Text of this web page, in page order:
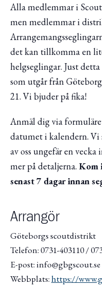
Alla medlemmar i
men medlemmar i
det kan tillkomma en
helgseglingar. Just
som utgår från
21. Vi bjuder på fika!
Anmäl dig via
datumet i kalendern. Vi
av oss ungefär en
mer på detaljerna. Kom
senast 7 dagar innan
Arrangör
Göteborgs scoutdistrikt
Telefon: 0731-403110 /
E-post: info@gbgscout.se
Webbplats:https://